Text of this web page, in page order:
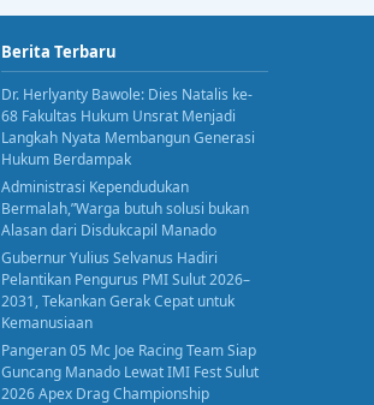
Berita Terbaru
Dr. Herlyanty Bawole: Dies Natalis ke-
68 Fakultas Hukum Unsrat Menjadi
Langkah Nyata Membangun Generasi
Hukum Berdampak
Administrasi Kependudukan
Bermalah,”Warga butuh solusi bukan
Alasan dari Disdukcapil Manado
Gubernur Yulius Selvanus Hadiri
Pelantikan Pengurus PMI Sulut 2026–
2031, Tekankan Gerak Cepat untuk
Kemanusiaan
Pangeran 05 Mc Joe Racing Team Siap
Guncang Manado Lewat IMI Fest Sulut
2026 Apex Drag Championship